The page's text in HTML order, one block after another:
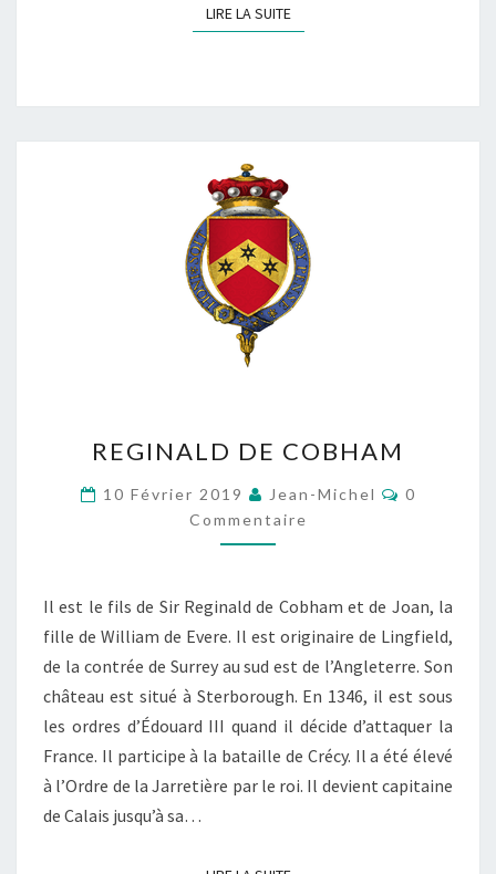
LIRE LA SUITELIRE LA SUITE
DE
COBHAM
REGINALD DE COBHAM
10 Février 2019 Jean-Michel
0
Commentaire
Il est le fils de Sir Reginald de Cobham et de Joan, la
fille de William de Evere. Il est originaire de Lingfield,
de la contrée de Surrey au sud est de l’Angleterre. Son
château est situé à Sterborough. En 1346, il est sous
les ordres d’Édouard III quand il décide d’attaquer la
France. Il participe à la bataille de Crécy. Il a été élevé
à l’Ordre de la Jarretière par le roi. Il devient capitaine
de Calais jusqu’à sa…